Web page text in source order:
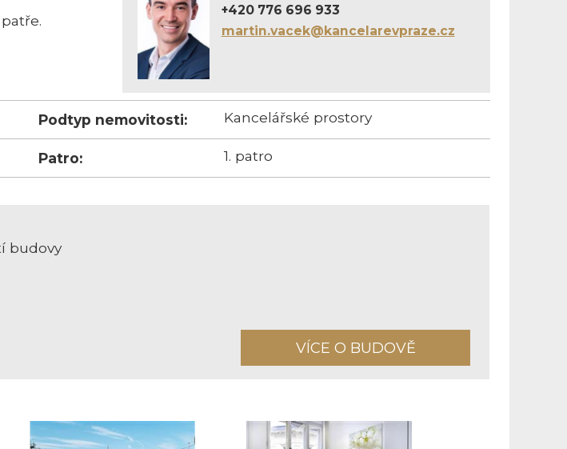
+420 776 696 933
martin.vacek@kancelarevpraze.cz
Podtyp nemovitosti: Kancelářské prostory
Patro: 1. patro
budovy
VÍCE O BUDOVĚ